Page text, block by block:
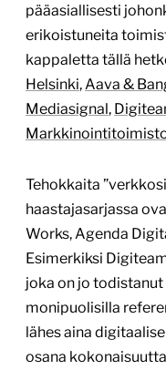
pääasiallisesti
erikoistuneita
kappaletta tällä
Helsinki, Aava &
Mediasignal,
Tehokkaita
haastajasarjassa
Works, Agenda
Esimerkiksi
joka on jo
monipuolisilla
lähes aina
osana